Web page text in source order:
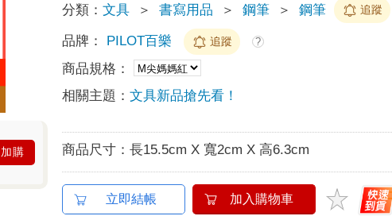
加購
分類：文具 ＞ 書寫用品 ＞ 鋼筆 ＞ 鋼筆 追蹤
品牌： PILOT百樂 追蹤 ?
商品規格：
相關主題：文具新品搶先看！
商品尺寸：長15.5cm X 寬2cm X 高6.3cm
立即結帳 加入購物車